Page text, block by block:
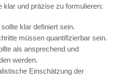
klar und präzise zu formulieren:
klar definiert sein.
müssen quantifizierbar sein.
als ansprechend und
werden.
Einschätzung der